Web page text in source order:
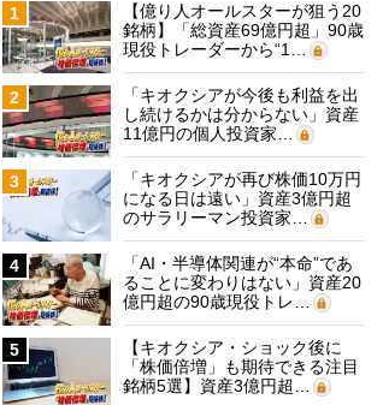
1
【億り人オールスターが狙う20
銘柄】「総資産69億円超」90歳
現役トレーダーから“1…
2
「キオクシアが今後も利益を出
し続けるかは分からない」資産
11億円の個人投資家…
3
「キオクシアが再び株価10万円
になる日は遠い」資産3億円超
のサラリーマン投資家…
4
「AI・半導体関連が“本命”であ
ることに変わりはない」資産20
億円超の90歳現役トレ…
5
【キオクシア・ショック後に
「株価倍増」も期待できる注目
銘柄5選】資産3億円超…